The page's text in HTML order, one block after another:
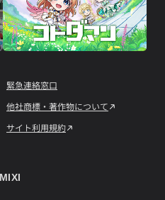
緊急連絡窓口
他社商標・著作物について
サイト利用規約